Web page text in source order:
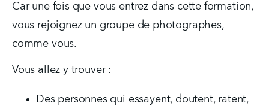
Car une fois que vous entrez dans cette formation,
vous rejoignez un groupe de photographes,
comme vous.
Vous allez y trouver :
Des personnes qui essayent, doutent, ratent,